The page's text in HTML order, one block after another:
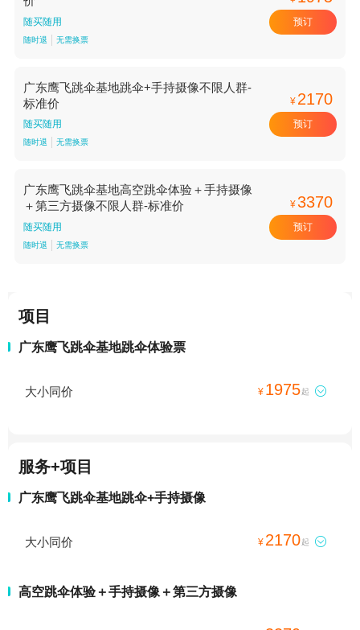
随买随用
随时退 无需换票
预订
广东鹰飞跳伞基地跳伞+手持摄像不限人群-
标准价
随买随用
随时退 无需换票
¥ 2170
预订
广东鹰飞跳伞基地高空跳伞体验＋手持摄像
＋第三方摄像不限人群-标准价
随买随用
随时退 无需换票
¥3370
预订
项目
广东鹰飞跳伞基地跳伞体验票
大小同价 ¥ 1975起 
服务+项目
广东鹰飞跳伞基地跳伞+手持摄像
大小同价 ¥ 2170起 
高空跳伞体验＋手持摄像＋第三方摄像